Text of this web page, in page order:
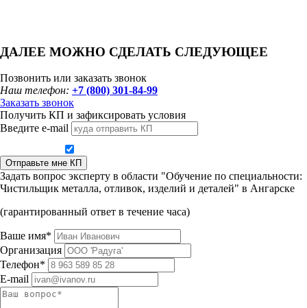
ДАЛЕЕ МОЖНО СДЕЛАТЬ СЛЕДУЮЩЕЕ
Позвонить или заказать звонок
Наш телефон: +7 (800) 301-84-99
Заказать звонок
Получить КП и зафиксировать условия
Введите e-mail
Отправьте мне КП
Задать вопрос эксперту в области "Обучение по специальности:
Чистильщик металла, отливок, изделий и деталей" в Ангарске
(гарантированный ответ в течение часа)
Ваше имя*
Организация
Телефон*
E-mail